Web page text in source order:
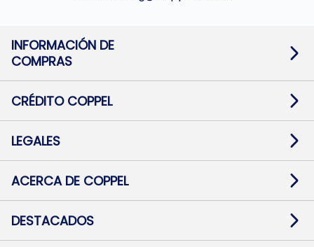
INFORMACIÓN DE
COMPRAS
Términos y condiciones
Botón de arrepentimiento
Mapa de sitio
CRÉDITO COPPEL
Solicitar Crédito
Medios de Pago
Pago Fácil Online
LEGALES
Baja contratos
Defensa al consumidor CABA
ACERCA DE COPPEL
Trabajá con Nosotros
Preguntas Frecuentes
DESTACADOS